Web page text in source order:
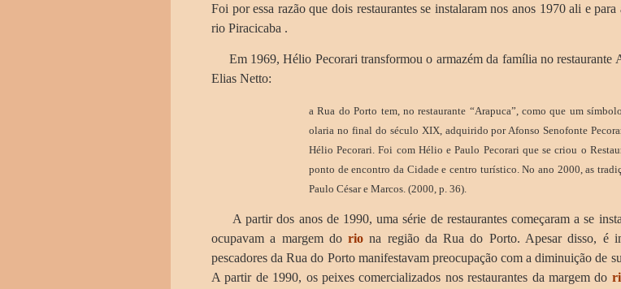
Foi por essa razão que dois restaurantes se instalaram nos anos 1970 ali e
rio Piracicaba .
Em 1969, Hélio Pecorari transformou o armazém da família no restaurante
Elias Netto:
a Rua do Porto tem, no restaurante “Arapuca”, como que um
olaria no final do século XIX, adquirido por Afonso Senofonte
Hélio Pecorari. Foi com Hélio e Paulo Pecorari que se criou o
ponto de encontro da Cidade e centro turístico. No ano 2000, as
Paulo César e Marcos. (2000, p. 36).
A partir dos anos de 1990, uma série de restaurantes começaram a se
ocupavam a margem dorio na região da Rua do Porto. Apesar disso, é
pescadores da Rua do Porto manifestavam preocupação com a diminuição de
A partir de 1990, os peixes comercializados nos restaurantes da margem do